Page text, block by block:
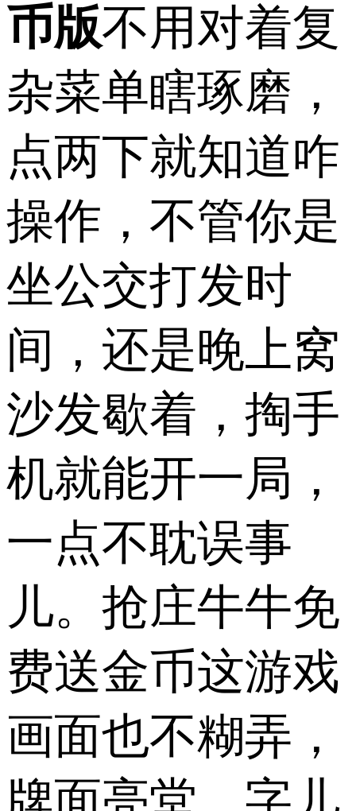
币版不用对着复
杂菜单瞎琢磨，
点两下就知道咋
操作，不管你是
坐公交打发时
间，还是晚上窝
沙发歇着，掏手
机就能开一局，
一点不耽误事
儿。抢庄牛牛免
费送金币这游戏
画面也不糊弄，
牌面亮堂、字儿